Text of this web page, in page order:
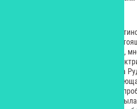
– Как я уже сказал выше,
причинам он не мог создать
очень чувствительным и мягким,
у него был брак с начинающей
несколько часов. Она не пустила
чудовищной ошибкой. Его
потерпела фиаско. Причина его
наконец, его третьей невестой